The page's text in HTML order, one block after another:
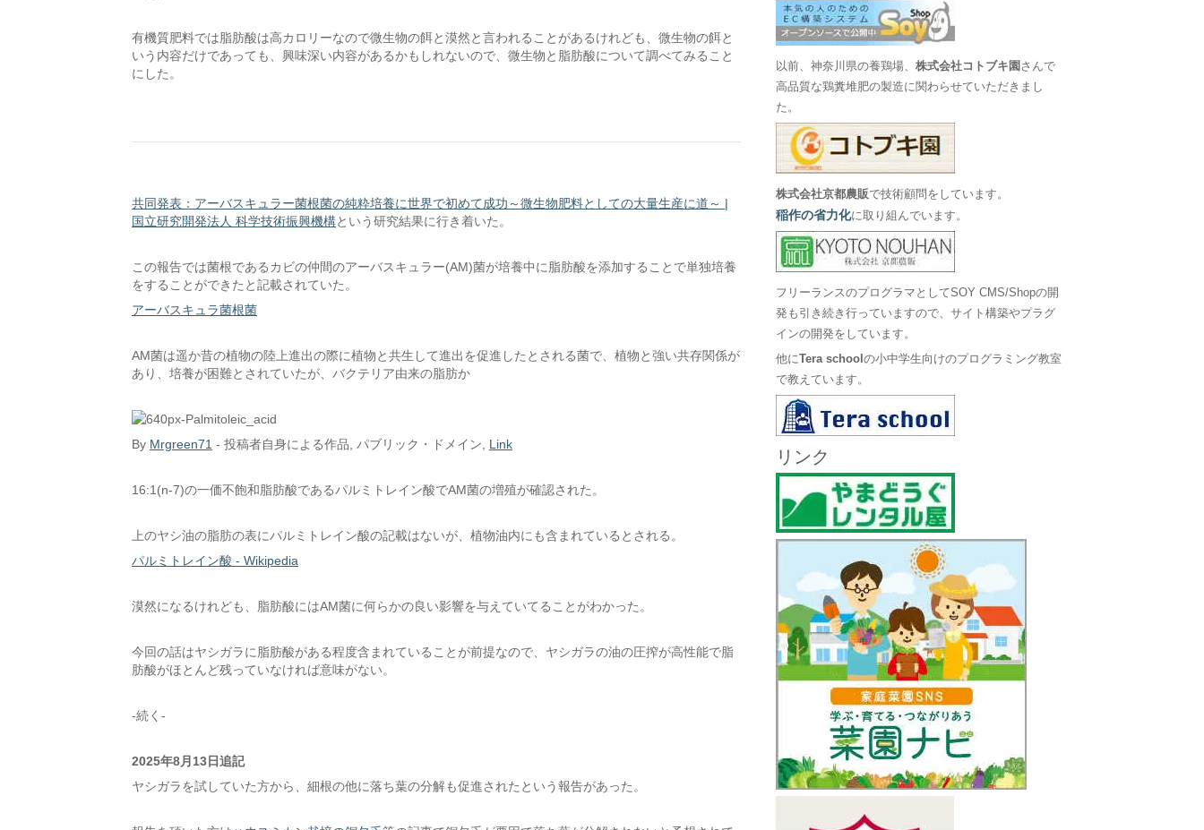
有機質肥料では脂肪酸は高カロリーなので微生物の餌と漠然と言われることがあるけれども、微生物の餌と
いう内容だけであっても、興味深い内容があるかもしれないので、微生物と脂肪酸について調べてみること
にした。
共同発表：アーバスキュラー菌根菌の純粋培養に世界で初めて成功～微生物肥料としての大量生産に道～ |
国立研究開発法人 科学技術振興機構という研究結果に行き着いた。
この報告では菌根であるカビの仲間のアーバスキュラー(AM)菌が培養中に脂肪酸を添加することで単独培養
をすることができたと記載されていた。
アーバスキュラ菌根菌
AM菌は遥か昔の植物の陸上進出の際に植物と共生して進出を促進したとされる菌で、植物と強い共存関係が
あり、培養が困難とされていたが、バクテリア由来の脂肪か
By Mrgreen71 - 投稿者自身による作品 , パブリック・ドメイン, Link
16:1(n-7)の一価不飽和脂肪酸であるパルミトレイン酸でAM菌の増殖が確認された。
上のヤシ油の脂肪の表にパルミトレイン酸の記載はないが、植物油内にも含まれているとされる。
パルミトレイン酸 - Wikipedia
漠然になるけれども、脂肪酸にはAM菌に何らかの良い影響を与えていてることがわかった。
今回の話はヤシガラに脂肪酸がある程度含まれていることが前提なので、ヤシガラの油の圧搾が高性能で脂
肪酸がほとんど残っていなければ意味がない。
-続く-
2025年8月13日追記
ヤシガラを試していた方から、細根の他に落ち葉の分解も促進されたという報告があった。
以前、神奈川県の養鶏場、株式会社コトブキ園 さんで
高品質な鶏糞堆肥の製造に関わらせていただきまし
た。
株式会社京都農販で技術顧問をしています。
稲作の省力化に取り組んでいます。
フリーランスのプログラマとしてSOY CMS/Shopの開
発も引き続き行っていますので、サイト構築やプラグ
インの開発をしています。
他にTera schoolの小中学生向けのプログラミング教室
で教えています。
リンク